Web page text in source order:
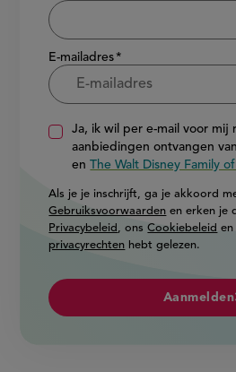
E-mailadres
Ja, ik wil per e-mail voor mij
aanbiedingen ontvangen
enThe Walt Disney Family
Als je je inschrijft, ga je akkoord
Gebruiksvoorwaarden en erken je
Privacybeleid , onsCookiebeleid
privacyrechten hebt gelezen.
Aanmelden